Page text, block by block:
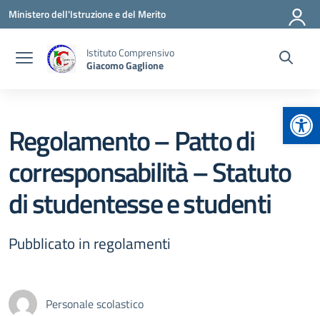
Vai ai contenuti
Vai al menu di navigazione
Vai al footer
Ministero dell'Istruzione e del Merito
Istituto Comprensivo
Giacomo Gaglione
Regolamento – Patto di
corresponsabilità – Statuto
di studentesse e studenti
Pubblicato in regolamenti
Personale scolastico